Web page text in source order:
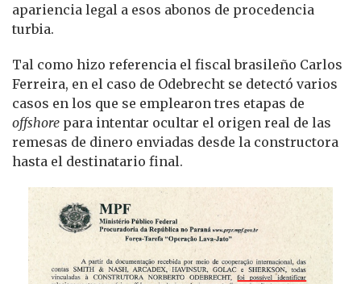
apariencia legal a esos abonos de procedencia
turbia.
Tal como hizo referencia el fiscal brasileño Carlos
Ferreira, en el caso de Odebrecht se detectó varios
casos en los que se emplearon tres etapas de
offshore para intentar ocultar el origen real de las
remesas de dinero enviadas desde la constructora
hasta el destinatario final.